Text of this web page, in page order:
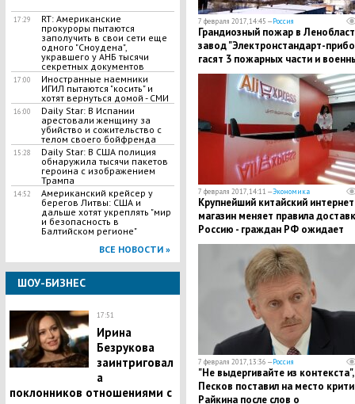
17:29
RT: Американские
прокуроры пытаются
заполучить в свои сети еще
одного "Сноудена",
укравшего у АНБ тысячи
секретных документов
17:00
Иностранные наемники
ИГИЛ пытаются "косить" и
хотят вернуться домой - СМИ
16:00
Daily Star: В Испании
арестовали женщину за
убийство и сожительство с
телом своего бойфренда
15:28
Daily Star: В США полиция
обнаружила тысячи пакетов
героина с изображением
Трампа
14:52
Американский крейсер у
берегов Литвы: США и
дальше хотят укреплять "мир
и безопасность в
Балтийском регионе"
ВСЕ НОВОСТИ »
ШОУ-БИЗНЕС
17:51
Ирина
Безрукова
заинтриговал
а
поклонников отношениями с
7 февраля 2017, 14:45 —Россия
Грандиозный пожар в
завод "Электронстандарт-
гасят 3 пожарных части и
7 февраля 2017, 14:11 —Экономика
Крупнейший китайский
магазин меняет правила
Россию - граждан РФ ожидает
подорожание товаров
7 февраля 2017, 13:36 —Россия
"Не выдергивайте из контекста",
Песков поставил на место
Райкина после слов о